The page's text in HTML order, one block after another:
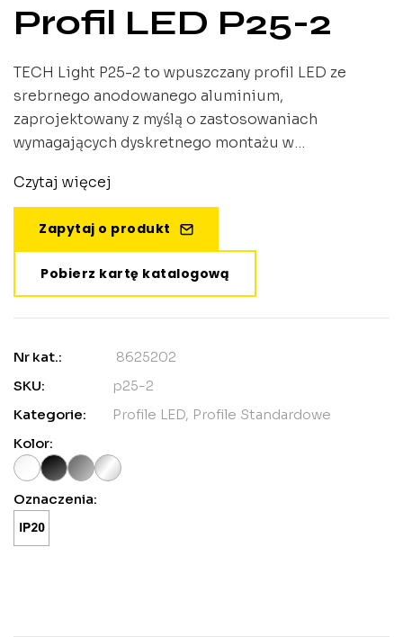
Profil LED P25-2
TECH Light P25-2 to wpuszczany profil LED ze
srebrnego anodowanego aluminium,
zaprojektowany z myślą o zastosowaniach
wymagających dyskretnego montażu w
kompaktowymi wymiarami 34,4 mm szerokości i
19,7 mm wysokości, co czyni go idealnym
rozwiązaniem do zabudowy w sufitach
gipsowych.
Czytaj więcej
Zapytaj o produkt
Pobierz kartę katalogową
Nr kat.:
8625202
SKU:
p25-2
Kategorie:
Profile LED, Profile Standardowe
Kolor:
Oznaczenia: